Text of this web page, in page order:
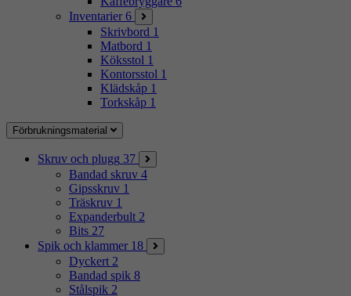
Inventarier 6
Skrivbord 1
Matbord 1
Köksstol 1
Kontorsstol 1
Klädskåp 1
Torkskåp 1
Förbrukningsmaterial
Skruv och plugg 37
Bandad skruv 4
Gipsskruv 1
Träskruv 1
Expanderbult 2
Bits 27
Spik och klammer 18
Dyckert 2
Bandad spik 8
Stålspik 2